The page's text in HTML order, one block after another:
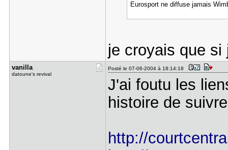
Eurosport ne diffuse jamais
je croyais que
vanilla
datoune's revival
Posté le 07-06-2004 à 18:14:18
J'ai foutu les
histoire de
http://